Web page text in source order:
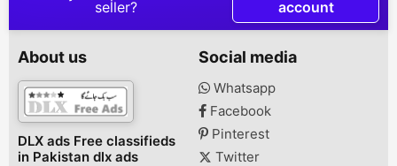
ملک ملتان ۔۔۔۔۔بیوٹی
کورس۔۔۔۔۔ ہپس
اوربریسٹ سائز بڑھانے والا
بےمثال کورس ✓✓ ©اکثر
خواتین نسوانی حسن
اورچھوٹےہپس کیوجہ سے
پریشان ہوتی ہیں تواب
انکی یہ پریشانی بلک...
seller?
account
About us
DLX ads Free classifieds
in Pakistan dlx ads
Social media
Whatsapp
Facebook
Pinterest
Twitter